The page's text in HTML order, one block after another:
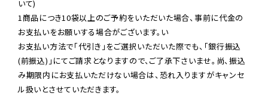
いて)
1商品につき10袋以上のご予約をいただいた場合、事前に代金の
お支払いをお願いする場合がございます。い
お支払い方法で「代引き」をご選択いただいた際でも、「銀行振込
(前振込)」にてご請求となりますので、ご了承下さいませ。尚、振込
み期限内にお支払いただけない場合は、恐れ入りますがキャンセ
ル扱いとさせていただきます。